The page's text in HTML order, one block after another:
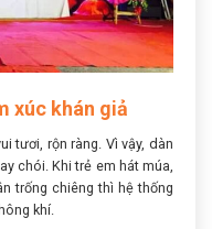
xúc khán giả
tươi, rộn ràng. Vì vậy, dàn
chói. Khi trẻ em hát múa,
trống chiêng thì hệ thống
khí.